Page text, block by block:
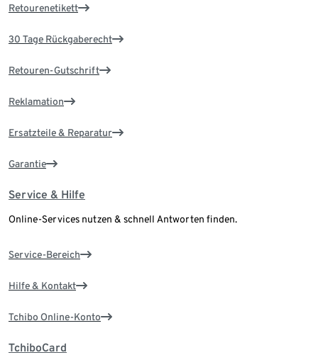
Retourenetikett
30 Tage Rückgaberecht
Retouren-Gutschrift
Reklamation
Ersatzteile & Reparatur
Garantie
Service & Hilfe
Online-Services nutzen & schnell Antworten finden.
Service-Bereich
Hilfe & Kontakt
Tchibo Online-Konto
TchiboCard